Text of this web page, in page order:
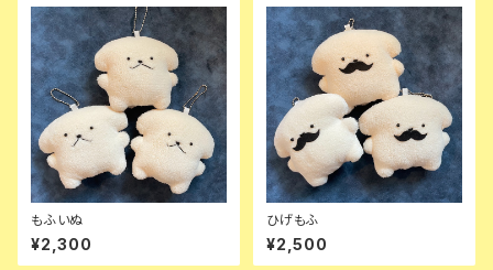
もふいぬ
¥2,300
ひげもふ
¥2,500